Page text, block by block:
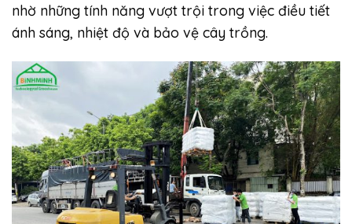
nhờ những tính năng vượt trội trong việc điều tiết
ánh sáng, nhiệt độ và bảo vệ cây trồng.